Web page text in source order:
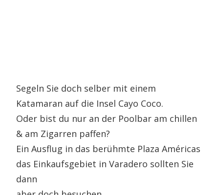
Segeln Sie doch selber mit einem
Katamaran auf die Insel Cayo Coco.
Oder bist du nur an der Poolbar am chillen
& am Zigarren paffen?
Ein Ausflug in das berühmte Plaza Américas
das Einkaufsgebiet in Varadero sollten Sie
dann